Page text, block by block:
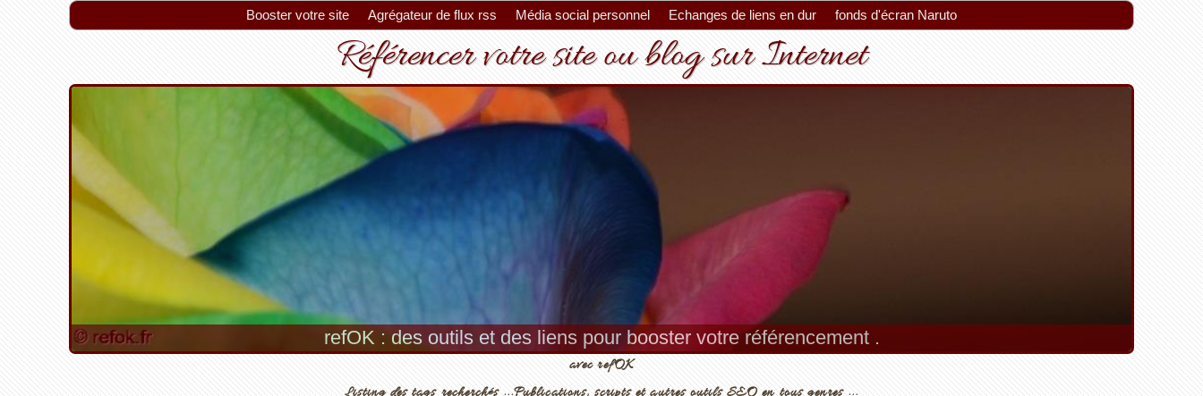
Booster votre site Agrégateur de flux rss Média social personnel Echanges de liens en dur fonds d'écran Naruto
Référencer votre site ou blog sur Internet
refOK : des outils et des liens pour booster votre référencement .
avec refOK